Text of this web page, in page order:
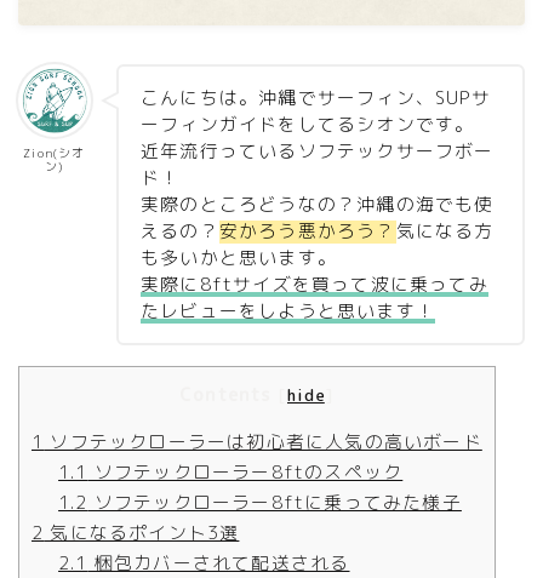
Zion(シオ
ン)
こんにちは。沖縄でサーフィン、SUPサ
ーフィンガイドをしてるシオンです。
近年流行っているソフテックサーフボー
ド！
実際のところどうなの？沖縄の海でも使
えるの？ 安かろう悪かろう？ 気になる方
も多いかと思います。
実際に8ftサイズを買って波に乗ってみ
たレビューをしようと思います！
hide
1 ソフテックローラーは初心者に人気の高いボード
1.1 ソフテックローラー8ftのスペック
1.2 ソフテックローラー8ftに乗ってみた様子
2 気になるポイント3選
2.1 梱包カバーされて配送される